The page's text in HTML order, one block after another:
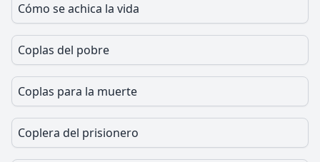
Cómo se achica la vida
Coplas del pobre
Coplas para la muerte
Coplera del prisionero